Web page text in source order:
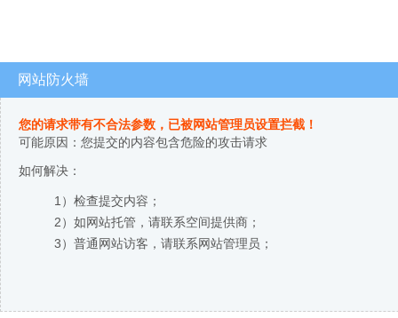
网站防火墙
您的请求带有不合法参数，已被网站管理员设置拦截！
可能原因：您提交的内容包含危险的攻击请求
如何解决：
1）检查提交内容；
2）如网站托管，请联系空间提供商；
3）普通网站访客，请联系网站管理员；